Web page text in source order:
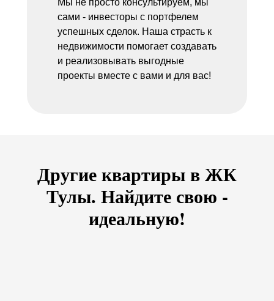
сами - инвесторы с портфелем
успешных сделок. Наша страсть к
недвижимости помогает создавать
и реализовывать выгодные
проекты вместе с вами и для вас!
Другие квартиры в ЖК
Тулы. Найдите свою -
идеальную!